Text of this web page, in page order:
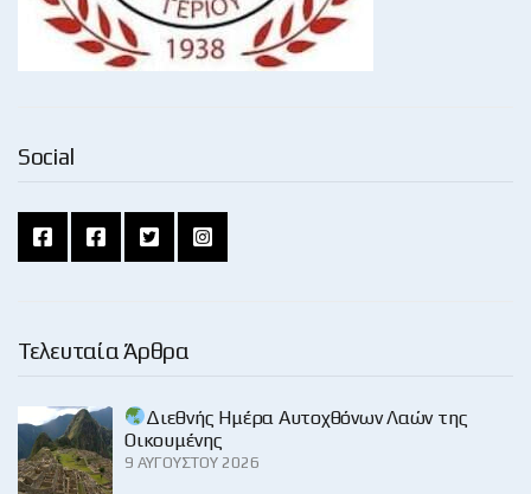
Social
Τελευταία Άρθρα
Διεθνής Ημέρα Αυτοχθόνων Λαών της
Οικουμένης
9 ΑΥΓΟΎΣΤΟΥ 2026